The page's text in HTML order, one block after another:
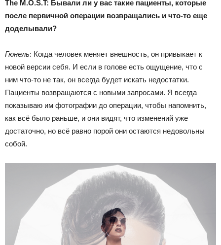
The M.O.S.T: Бывали ли у вас такие пациенты, которые
после первичной операции возвращались и что-то еще
доделывали?
Гюнель: Когда человек меняет внешность, он привыкает к
новой версии себя. И если в голове есть ощущение, что с
ним что-то не так, он всегда будет искать недостатки.
Пациенты возвращаются с новыми запросами. Я всегда
показываю им фотографии до операции, чтобы напомнить,
как всё было раньше, и они видят, что изменений уже
достаточно, но всё равно порой они остаются недовольны
собой.